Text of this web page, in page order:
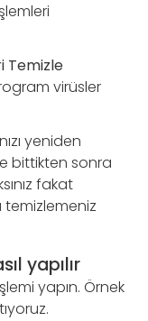
Temizle
virüsler
yeniden
bittikten sonra
fakat
temizlemeniz
yapılır
yapın. Örnek